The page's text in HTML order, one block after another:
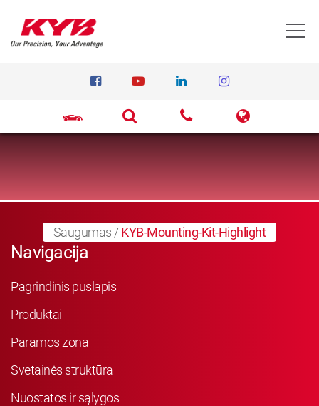
Saugumas /KYB-Mounting-Kit-Highlight
Navigacija
Pagrindinis puslapis
Produktai
Paramos zona
Svetainės struktūra
Nuostatos ir sąlygos